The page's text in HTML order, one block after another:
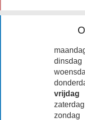
dinsdag
vrijdag
zaterdag
zondag